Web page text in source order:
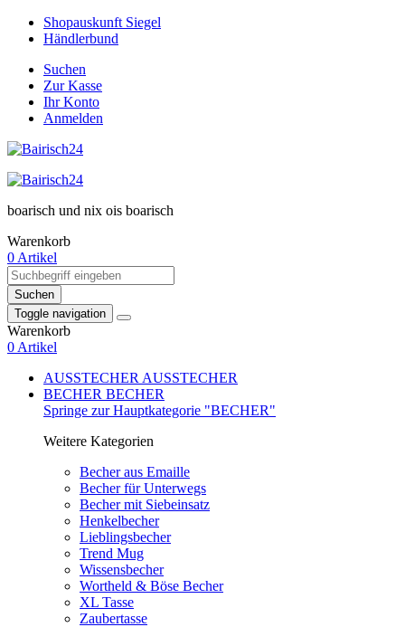
Shopauskunft Siegel
Händlerbund
Suchen
Zur Kasse
Ihr Konto
Anmelden
boarisch und nix ois boarisch
Warenkorb
0 Artikel
Suchen
Toggle navigation
Warenkorb
0 Artikel
AUSSTECHER AUSSTECHER
BECHER BECHER
Springe zur Hauptkategorie "BECHER"
Weitere Kategorien
Becher aus Emaille
Becher für Unterwegs
Becher mit Siebeinsatz
Henkelbecher
Lieblingsbecher
Trend Mug
Wissensbecher
Wortheld & Böse Becher
XL Tasse
Zaubertasse